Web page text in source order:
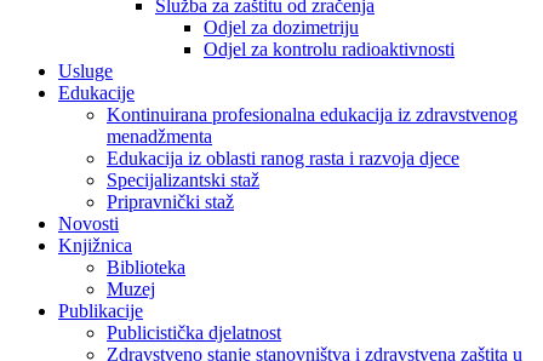
Služba za zaštitu od zračenja
Odjel za dozimetriju
Odjel za kontrolu radioaktivnosti
Usluge
Edukacije
Kontinuirana profesionalna edukacija iz zdravstvenog
menadžmenta
Edukacija iz oblasti ranog rasta i razvoja djece
Specijalizantski staž
Pripravnički staž
Novosti
Knjižnica
Biblioteka
Muzej
Publikacije
Publicistička djelatnost
Zdravstveno stanje stanovništva i zdravstvena zaštita u